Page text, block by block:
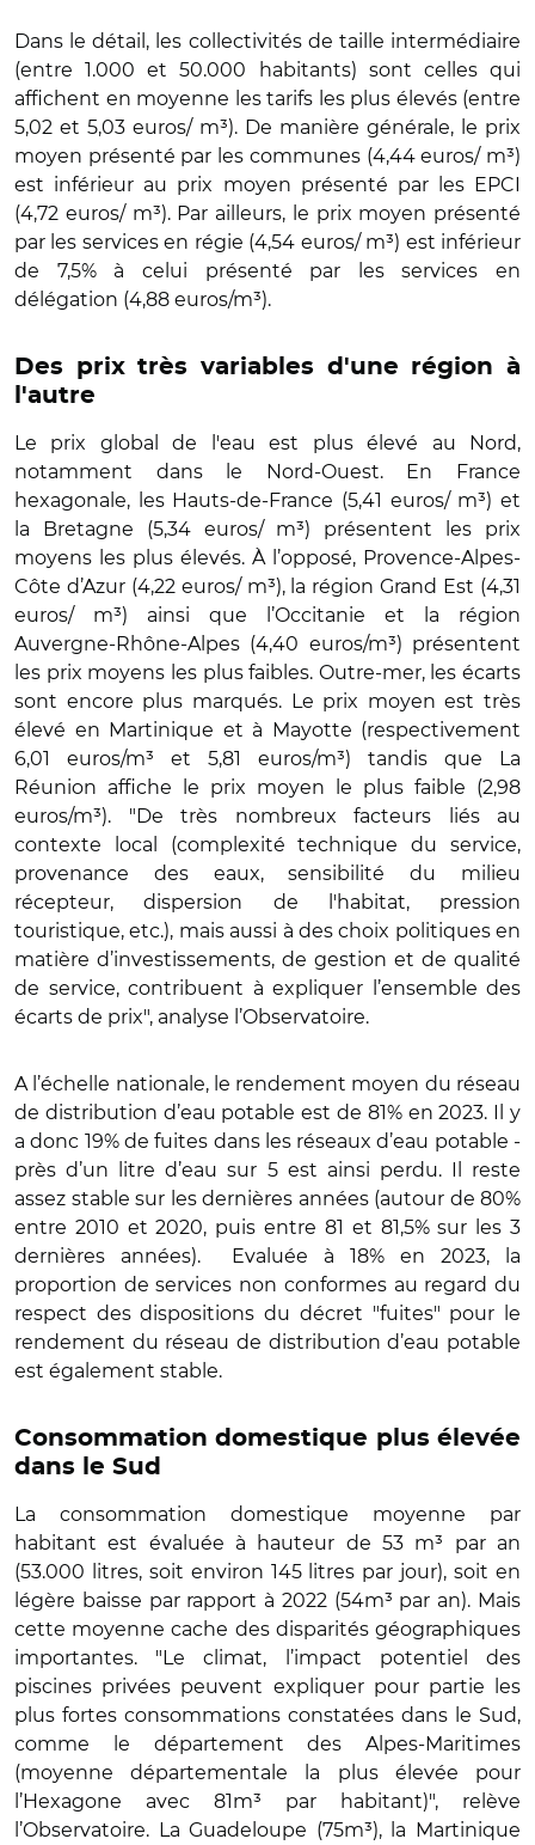
Dans le détail, les collectivités de taille intermédiaire
(entre 1.000 et 50.000 habitants) sont celles qui
affichent en moyenne les tarifs les plus élevés (entre
5,02 et 5,03 euros/ m³). De manière générale, le prix
moyen présenté par les communes (4,44 euros/ m³)
est inférieur au prix moyen présenté par les EPCI
(4,72 euros/ m³). Par ailleurs, le prix moyen présenté
par les services en régie (4,54 euros/ m³) est inférieur
de 7,5% à celui présenté par les services en
délégation (4,88 euros/m³).
Des prix très variables d'une région à
l'autre
Le prix global de l'eau est plus élevé au Nord,
notamment dans le Nord-Ouest. En France
hexagonale, les Hauts-de-France (5,41 euros/ m³) et
la Bretagne (5,34 euros/ m³) présentent les prix
moyens les plus élevés. À l’opposé, Provence-Alpes-
Côte d’Azur (4,22 euros/ m³), la région Grand Est (4,31
euros/ m³) ainsi que l’Occitanie et la région
Auvergne-Rhône-Alpes (4,40 euros/m³) présentent
les prix moyens les plus faibles. Outre-mer, les écarts
sont encore plus marqués. Le prix moyen est très
élevé en Martinique et à Mayotte (respectivement
6,01 euros/m³ et 5,81 euros/m³) tandis que La
Réunion affiche le prix moyen le plus faible (2,98
euros/m³). "De très nombreux facteurs liés au
contexte local (complexité technique du service,
provenance des eaux, sensibilité du milieu
récepteur, dispersion de l'habitat, pression
touristique, etc.), mais aussi à des choix politiques en
matière d’investissements, de gestion et de qualité
de service, contribuent à expliquer l’ensemble des
écarts de prix", analyse l’Observatoire.
A l’échelle nationale, le rendement moyen du réseau
de distribution d’eau potable est de 81% en 2023. Il y
a donc 19% de fuites dans les réseaux d’eau potable -
près d’un litre d’eau sur 5 est ainsi perdu. Il reste
assez stable sur les dernières années (autour de 80%
entre 2010 et 2020, puis entre 81 et 81,5% sur les 3
dernières années). Evaluée à 18% en 2023, la
proportion de services non conformes au regard du
respect des dispositions du décret "fuites" pour le
rendement du réseau de distribution d’eau potable
est également stable.
Consommation domestique plus élevée
dans le Sud
La consommation domestique moyenne par
habitant est évaluée à hauteur de 53 m³ par an
(53.000 litres, soit environ 145 litres par jour), soit en
légère baisse par rapport à 2022 (54m³ par an). Mais
cette moyenne cache des disparités géographiques
importantes. "Le climat, l’impact potentiel des
piscines privées peuvent expliquer pour partie les
plus fortes consommations constatées dans le Sud,
comme le département des Alpes-Maritimes
(moyenne départementale la plus élevée pour
l’Hexagone avec 81m³ par habitant)", relève
l’Observatoire. La Guadeloupe (75m³), la Martinique